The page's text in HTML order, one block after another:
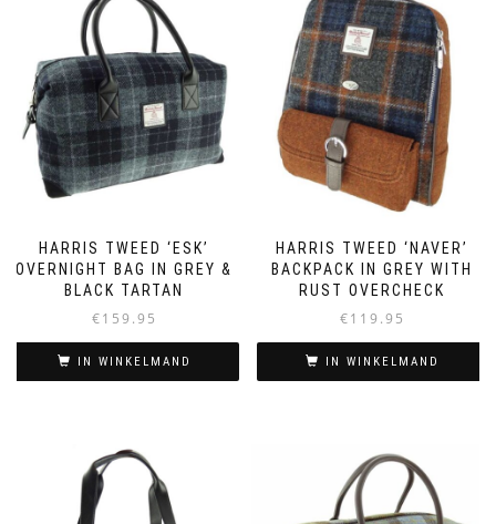
HARRIS TWEED ‘ESK’
OVERNIGHT BAG IN GREY &
BLACK TARTAN
€159.95
IN WINKELMAND
HARRIS TWEED ‘NAVER’
BACKPACK IN GREY WITH
RUST OVERCHECK
€119.95
IN WINKELMAND